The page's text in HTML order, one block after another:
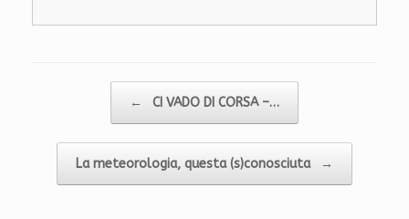
←
CI VADO DI CORSA –…
La meteorologia, questa (s)conosciuta →